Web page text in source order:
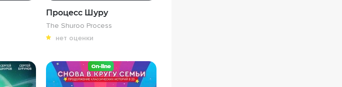
Процесс Шуру
The Shuroo Process
нет оценки